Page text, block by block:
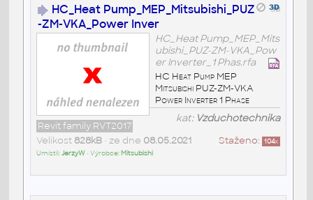
HC_Heat Pump_MEP_Mitsubishi_PUZ
-ZM-VKA_Power Inver
HC_Heat Pump_MEP_Mits
ubishi_PUZ-ZM-VKA_Pow
er Inverter_1 Phas.rfa
HC Heat Pump MEP
Mitsubishi PUZ-ZM-VKA
Power Inverter 1 Phase
kat: Vzduchotechnika
Revit family RVT2017
Staženo: 104x
Velikost 828kB• ze dne 08.05.2021
Umístil:JerzyW• Výrobce: Mitsubishi